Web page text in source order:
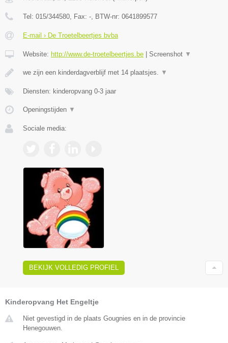
Tel: 015/344580 , Fax: - , BTW-nr: 0641899577
E-mail › De Troetelbeertjes bvba
Website: http://www.de-troetelbeertjes.be Screenshot ▼
we zijn een kinderdagverblijf met 14 plaatsjes. ▼
Diensten: kinderopvang 0-3 jaar
Openingstijden ▼
Sociale media:
BEKIJK VOLLEDIG PROFIEL
Kinderopvang Het Engeltje
Niet gevestigd in de plaats Gougnies en in de provincie
Henegouwen.